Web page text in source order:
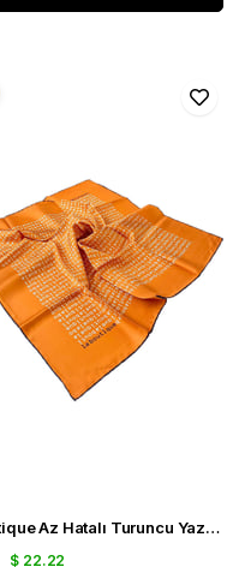
La Boutique Az Hatalı Turuncu Yazı Desen Sura İpek Eşarp 30077
$ 22.22